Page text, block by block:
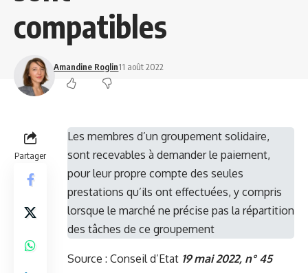
compatibles
Amandine Roglin11 août 2022
Partager
Les membres d’un groupement solidaire,
sont recevables à demander le paiement,
pour leur propre compte des seules
prestations qu’ils ont effectuées, y compris
lorsque le marché ne précise pas la répartition
des tâches de ce groupement
Source : Conseil d’Etat 19 mai 2022, n° 45